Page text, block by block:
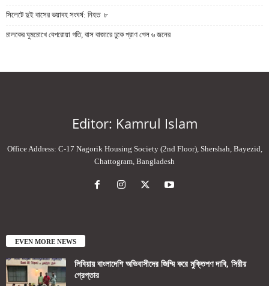
সিলেটে দুই বাসের ভয়াবহ সংঘর্ষ: নিহত ৮
চালকের ঘুমচোখে বেপরোয়া গতি, বাস বাজারে ঢুকে প্রাণ গেল ৬ জনের
Editor: Kamrul Islam
Office Address: C-17 Nagorik Housing Society (2nd Floor), Shershah, Bayezid,
Chattogram, Bangladesh
EVEN MORE NEWS
লিবিয়ায় বাংলাদেশি অভিবাসীদের জিম্মি করে মুক্তিপণ দাবি, সিরীয়
গ্রেপ্তার